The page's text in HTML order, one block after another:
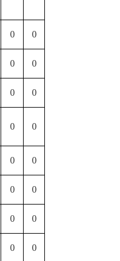
0 0
0 0
0 0
0 0
0 0
0 0
0 0
0 0